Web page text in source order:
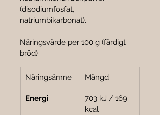
(disodiumfosfat,
natriumbikarbonat).
Näringsvärde per 100 g (färdigt
bröd)
Näringsämne Mängd
Energi
703 kJ / 169
kcal